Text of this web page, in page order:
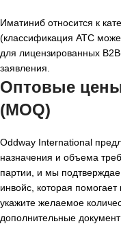
Иматиниб относится к
(классификация ATC
для лицензированных
заявления.
Оптовые цены
(MOQ)
Oddway International
назначения и объема
партии, и мы
инвойс, которая
укажите желаемое
дополнительные